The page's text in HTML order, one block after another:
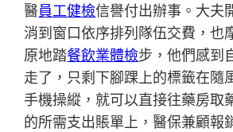
醫員工健檢信譽付出辦事。大夫
消到窗口依序排列隊伍交費，也
原地踏餐飲業體檢步，他們感到
走了，只剩下腳踝上的標籤在隨
手機操縱，就可以直接往藥房取
的所需支出賬單上，醫保兼顧報